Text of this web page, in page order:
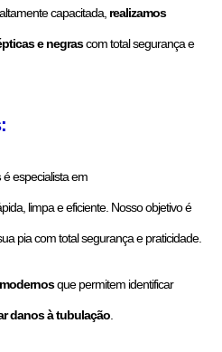
capacitada, realizamos
e negrascom total segurança e
é especialista em
limpa e eficiente. Nosso objetivo é
pia com total segurança e praticidade.
que permitem identificar
danos à tubulação